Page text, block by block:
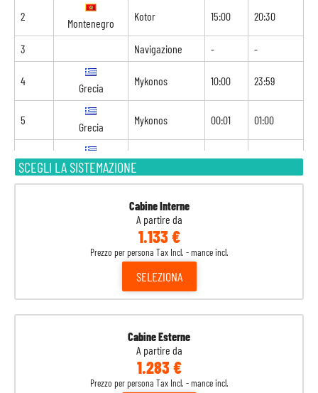
SCEGLI LA SISTEMAZIONE
Cabine Interne
A partire da
1.133 €
Prezzo per persona Tax Incl. - mance incl.
SELEZIONA
Cabine Esterne
A partire da
1.283 €
Prezzo per persona Tax Incl. - mance incl.
2
Montenegro
Kotor 15:00 20:30
3 Navigazione - -
4
Grecia
Mykonos 10:00 23:59
5
Grecia
Mykonos 00:01 01:00
5
Grecia
Siro 07:00 16:00
Ancona
Venezia